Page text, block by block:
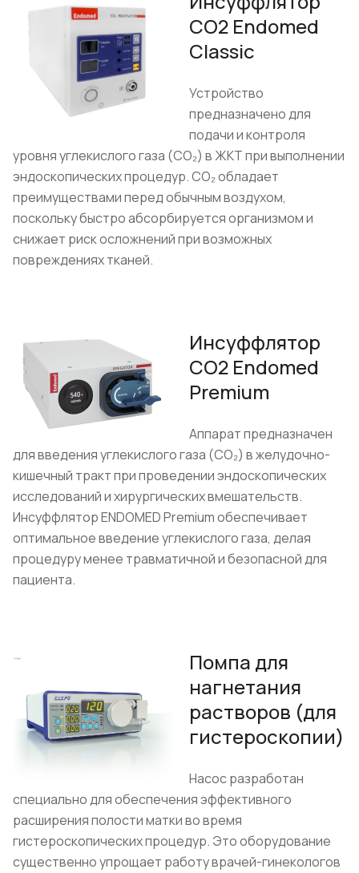
CO2 Endomed
Classic
Устройство
предназначено для
подачи и контроля
уровня углекислого газа (CO₂) в ЖКТ при выполнении
эндоскопических процедур. CO₂ обладает
преимуществами перед обычным воздухом,
поскольку быстро абсорбируется организмом и
снижает риск осложнений при возможных
повреждениях тканей.
Инсуффлятор
CO2 Endomed
Premium
Аппарат предназначен
для введения углекислого газа (СО₂) в желудочно-
кишечный тракт при проведении эндоскопических
исследований и хирургических вмешательств.
Инсуффлятор ENDOMED Premium обеспечивает
оптимальное введение углекислого газа, делая
процедуру менее травматичной и безопасной для
пациента.
Помпа для
нагнетания
растворов (для
гистероскопии)
Насос разработан
специально для обеспечения эффективного
расширения полости матки во время
гистероскопических процедур. Это оборудование
существенно упрощает работу врачей-гинекологов